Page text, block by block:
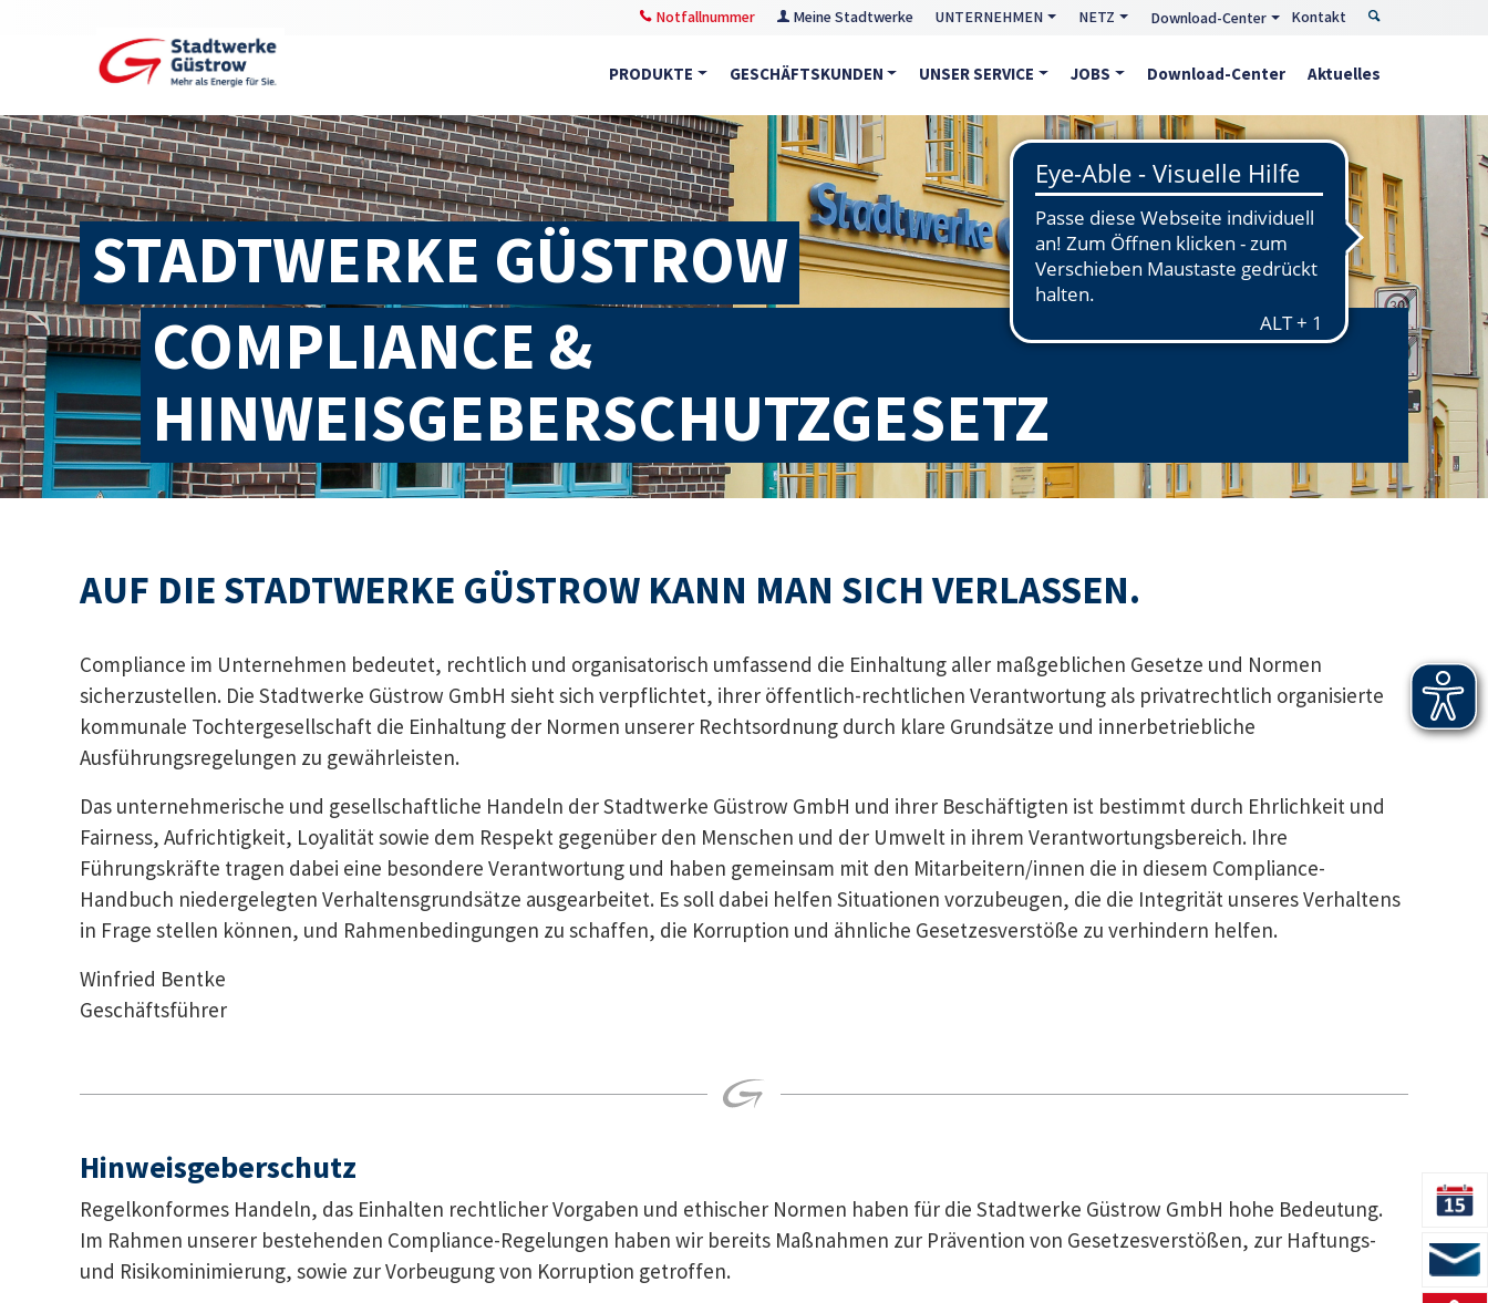
Notfallnummer Meine Stadtwerke UNTERNEHMEN NETZ Download-Center Kontakt
PRODUKTE GESCHÄFTSKUNDEN UNSER SERVICE JOBS Download-Center Aktuelles
STADTWERKE GÜSTROW
COMPLIANCE &
HINWEISGEBERSCHUTZGESETZ
AUF DIE STADTWERKE GÜSTROW KANN MAN SICH VERLASSEN.
Compliance im Unternehmen bedeutet, rechtlich und organisatorisch umfassend die Einhaltung aller maßgeblichen Gesetze und Normen
sicherzustellen. Die Stadtwerke Güstrow GmbH sieht sich verpflichtet, ihrer öffentlich-rechtlichen Verantwortung als privatrechtlich organisierte
kommunale Tochtergesellschaft die Einhaltung der Normen unserer Rechtsordnung durch klare Grundsätze und innerbetriebliche
Ausführungsregelungen zu gewährleisten.
Das unternehmerische und gesellschaftliche Handeln der Stadtwerke Güstrow GmbH und ihrer Beschäftigten ist bestimmt durch Ehrlichkeit und
Fairness, Aufrichtigkeit, Loyalität sowie dem Respekt gegenüber den Menschen und der Umwelt in ihrem Verantwortungsbereich. Ihre
Führungskräfte tragen dabei eine besondere Verantwortung und haben gemeinsam mit den Mitarbeitern/innen die in diesem Compliance-
Handbuch niedergelegten Verhaltensgrundsätze ausgearbeitet. Es soll dabei helfen Situationen vorzubeugen, die die Integrität unseres Verhaltens
in Frage stellen können, und Rahmenbedingungen zu schaffen, die Korruption und ähnliche Gesetzesverstöße zu verhindern helfen.
Winfried Bentke
Geschäftsführer
Hinweisgeberschutz
Regelkonformes Handeln, das Einhalten rechtlicher Vorgaben und ethischer Normen haben für die Stadtwerke Güstrow GmbH hohe Bedeutung.
Im Rahmen unserer bestehenden Compliance-Regelungen haben wir bereits Maßnahmen zur Prävention von Gesetzesverstößen, zur Haftungs-
und Risikominimierung, sowie zur Vorbeugung von Korruption getroffen.